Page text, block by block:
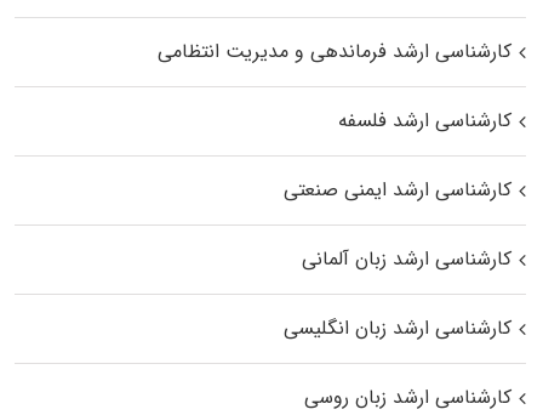
کارشناسی ارشد فرماندهی و مدیریت انتظامی
کارشناسی ارشد فلسفه
کارشناسی ارشد ایمنی صنعتی
کارشناسی ارشد زبان آلمانی
کارشناسی ارشد زبان انگلیسی
کارشناسی ارشد زبان روسی